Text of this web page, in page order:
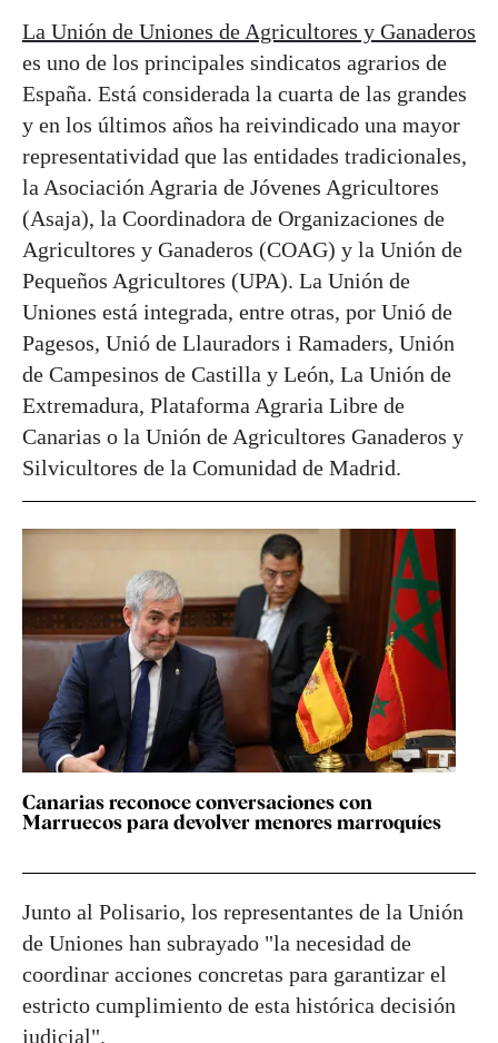
La Unión de Uniones de Agricultores y Ganaderos
es uno de los principales sindicatos agrarios de
España. Está considerada la cuarta de las grandes
y en los últimos años ha reivindicado una mayor
representatividad que las entidades tradicionales,
la Asociación Agraria de Jóvenes Agricultores
(Asaja), la Coordinadora de Organizaciones de
Agricultores y Ganaderos (COAG) y la Unión de
Pequeños Agricultores (UPA). La Unión de
Uniones está integrada, entre otras, por Unió de
Pagesos, Unió de Llauradors i Ramaders, Unión
de Campesinos de Castilla y León, La Unión de
Extremadura, Plataforma Agraria Libre de
Canarias o la Unión de Agricultores Ganaderos y
Silvicultores de la Comunidad de Madrid.
Canarias reconoce conversaciones con
Marruecos para devolver menores marroquíes
Junto al Polisario, los representantes de la Unión
de Uniones han subrayado "la necesidad de
coordinar acciones concretas para garantizar el
estricto cumplimiento de esta histórica decisión
judicial".